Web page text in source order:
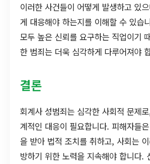
이러한 사건들이 어떻게 발생하고 있
게 대응해야 하는지를 이해할 수 있습
모두 높은 신뢰를 요구하는 직업이기
한 범죄는 더욱 심각하게 다루어져야
결론
회계사 성범죄는 심각한 사회적 문제
계적인 대응이 필요합니다. 피해자들
을 받아 법적 조치를 취하고, 사회는
방하기 위한 노력을 지속해야 합니다.